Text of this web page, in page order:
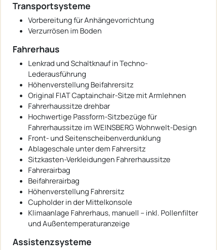
Transportsysteme
Vorbereitung für Anhängevorrichtung
Verzurrösen im Boden
Fahrerhaus
Lenkrad und Schaltknauf in Techno-
Lederausführung
Höhenverstellung Beifahrersitz
Original FIAT Captainchair-Sitze mit Armlehnen
Fahrerhaussitze drehbar
Hochwertige Passform-Sitzbezüge für
Fahrerhaussitze im WEINSBERG Wohnwelt-Design
Front- und Seitenscheibenverdunklung
Ablageschale unter dem Fahrersitz
Sitzkasten-Verkleidungen Fahrerhaussitze
Fahrerairbag
Beifahrerairbag
Höhenverstellung Fahrersitz
Cupholder in der Mittelkonsole
Klimaanlage Fahrerhaus, manuell – inkl. Pollenfilter
und Außentemperaturanzeige
Assistenzsysteme